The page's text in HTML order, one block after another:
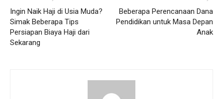
Ingin Naik Haji di Usia Muda?
Simak Beberapa Tips
Persiapan Biaya Haji dari
Sekarang
Beberapa Perencanaan Dana
Pendidikan untuk Masa Depan
Anak